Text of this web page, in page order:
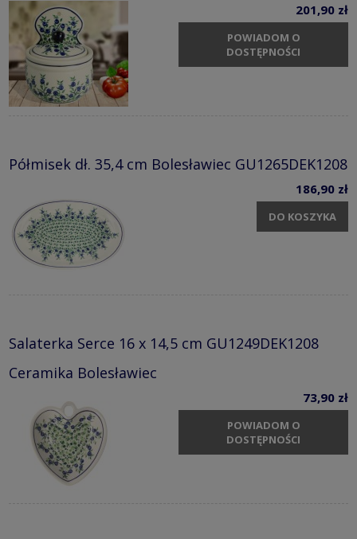
201,90 zł
POWIADOM O
DOSTĘPNOŚCI
Półmisek dł. 35,4 cm Bolesławiec GU1265DEK1208
186,90 zł
DO KOSZYKA
Salaterka Serce 16 x 14,5 cm GU1249DEK1208
Ceramika Bolesławiec
73,90 zł
POWIADOM O
DOSTĘPNOŚCI